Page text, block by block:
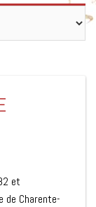
et
de Charente-